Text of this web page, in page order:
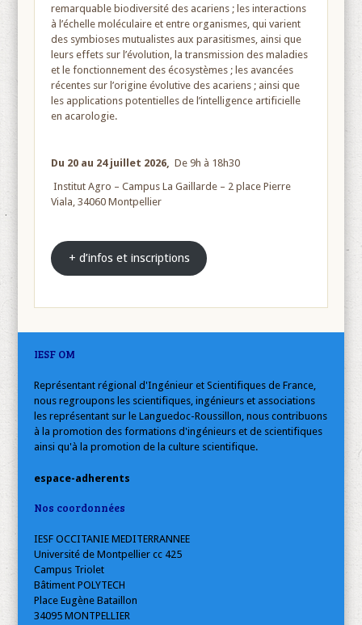
remarquable biodiversité des acariens ; les interactions
à l’échelle moléculaire et entre organismes, qui varient
des symbioses mutualistes aux parasitismes, ainsi que
leurs effets sur l’évolution, la transmission des maladies
et le fonctionnement des écosystèmes ; les avancées
récentes sur l’origine évolutive des acariens ; ainsi que
les applications potentielles de l’intelligence artificielle
en acarologie.
Du 20 au 24 juillet 2026, De 9h à 18h30
Institut Agro – Campus La Gaillarde – 2 place Pierre
Viala, 34060 Montpellier
+ d’infos et inscriptions
IESF OM
Représentant régional d'Ingénieur et Scientifiques de France,
nous regroupons les scientifiques, ingénieurs et associations
les représentant sur le Languedoc-Roussillon, nous contribuons
à la promotion des formations d'ingénieurs et de scientifiques
ainsi qu'à la promotion de la culture scientifique.
espace-adherents
Nos coordonnées
IESF OCCITANIE MEDITERRANNEE
Université de Montpellier cc 425
Campus Triolet
Bâtiment POLYTECH
Place Eugène Bataillon
34095 MONTPELLIER